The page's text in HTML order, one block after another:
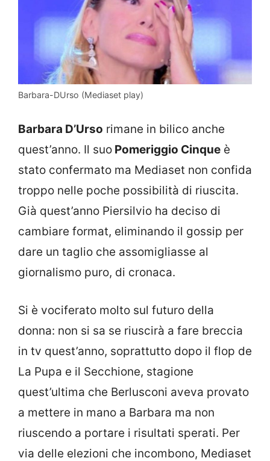
Barbara-DUrso (Mediaset play)
Barbara D’Urso rimane in bilico anche
quest’anno. Il suo Pomeriggio Cinque è
stato confermato ma Mediaset non confida
troppo nelle poche possibilità di riuscita.
Già quest’anno Piersilvio ha deciso di
cambiare format, eliminando il gossip per
dare un taglio che assomigliasse al
giornalismo puro, di cronaca.
Si è vociferato molto sul futuro della
donna: non si sa se riuscirà a fare breccia
in tv quest’anno, soprattutto dopo il flop de
La Pupa e il Secchione, stagione
quest’ultima che Berlusconi aveva provato
a mettere in mano a Barbara ma non
riuscendo a portare i risultati sperati. Per
via delle elezioni che incombono, Mediaset